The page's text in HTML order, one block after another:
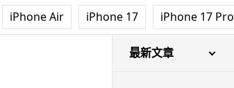
iPhone Air iPhone 17 iPhone 17 Pro
最新文章